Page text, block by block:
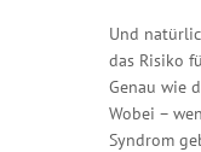
Und
das Risiko
Genau wie
Wobei –
Syndrom